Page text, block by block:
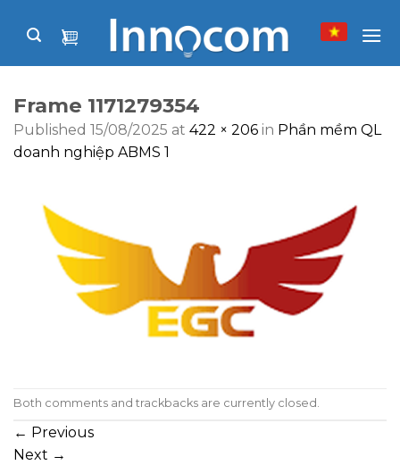
Frame 1171279354
Published 15/08/2025 at 422 × 206 in Phần mềm QL
doanh nghiệp ABMS 1
Both comments and trackbacks are currently closed.
← Previous
Next →